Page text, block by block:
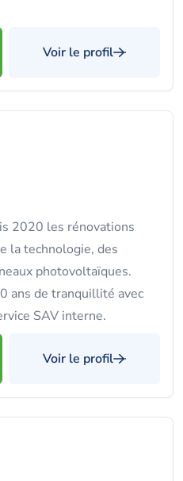
Voir le profil
2020 les rénovations
la technologie, des
photovoltaïques.
ans de tranquillité avec
SAV interne.
Voir le profil